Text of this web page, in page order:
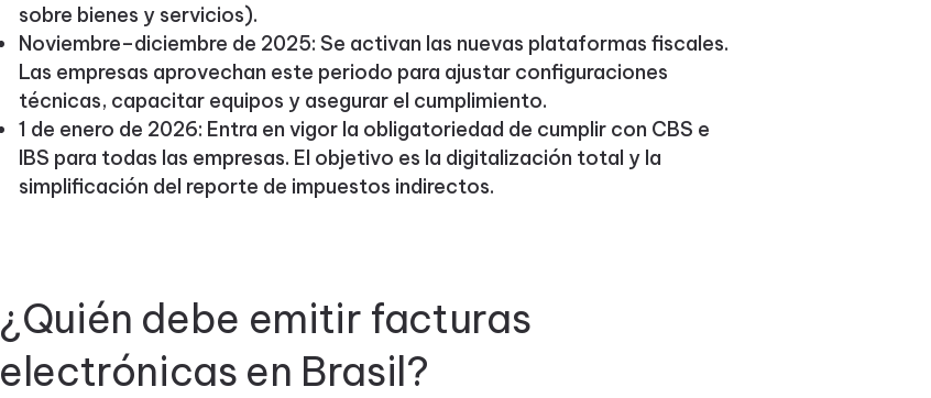
sobre bienes y servicios).
Noviembre–diciembre de 2025: Se activan las nuevas plataformas fiscales.
Las empresas aprovechan este periodo para ajustar configuraciones
técnicas, capacitar equipos y asegurar el cumplimiento.
1 de enero de 2026: Entra en vigor la obligatoriedad de cumplir con CBS e
IBS para todas las empresas. El objetivo es la digitalización total y la
simplificación del reporte de impuestos indirectos.
¿Quién debe emitir facturas
electrónicas en Brasil?